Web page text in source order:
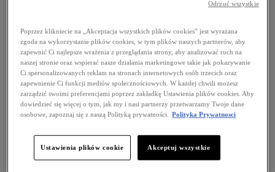
Fat Cheeks
BODY
Poprzez klikniecie na „Akceptacja wszystkich plików cookies” jest wyrażana
zgoda na wykorzystanie plików cookies, w tym plików naszych partnerów, aby
zapewnić Ci najlepsze wrażenia z przeglądania strony, aby analizować ruch na
naszej stronie oraz wspierać nasze działania marketingowe takie jak pokazywanie
Ci spersonalizowanych reklam na stronach internetowych osób trzecich oraz
zapewnienie Ci funkcji mediów społecznościowych. W każdej chwili możesz
zarządzić swoimi preferencjami poprzez zakładkę Ustawienia plików cookies. Aby
dowiedzieć się więcej o tym, jak my i nasi partnerzy przetwarzamy Twoje dane
osobowe, zapoznaj się z naszą Polityką prywatności. Polityka Prywatnosci
Ustawienia plików cookie Akceptuj wszystkie
Odrzuć wszystkie